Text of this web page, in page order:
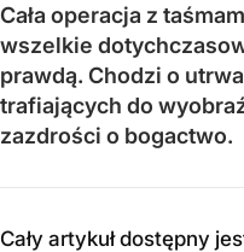
Cała operacja z
wszelkie
prawdą. Chodzi o
trafiających do
zazdrości o bogactwo.
Cały artykuł dostępny